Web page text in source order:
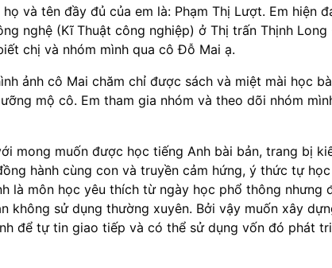
và tên đầy đủ của em là: Phạm Thị Lượt. Em hiện
nghệ (Kĩ Thuật công nghiệp) ở Thị trấn Thịnh Long
chị và nhóm mình qua cô Đỗ Mai ạ.
ảnh cô Mai chăm chỉ được sách và miệt mài học
mộ cô. Em tham gia nhóm và theo dõi nhóm
mong muốn được học tiếng Anh bài bản, trang bị
hành cùng con và truyền cảm hứng, ý thức tự
là môn học yêu thích từ ngày học phổ thông nhưng
không sử dụng thường xuyên. Bởi vậy muốn xây
để tự tin giao tiếp và có thể sử dụng vốn đó phát